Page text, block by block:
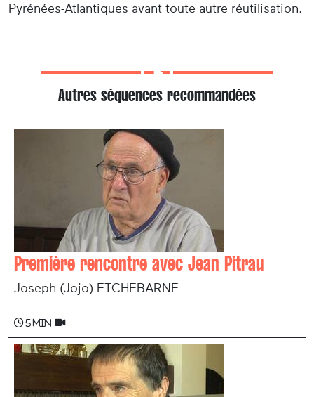
Pyrénées-Atlantiques avant toute autre réutilisation.
Autres séquences recommandées
Première rencontre avec Jean Pitrau
Joseph (Jojo) ETCHEBARNE
5 min